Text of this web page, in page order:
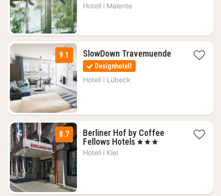
1160
Hotell i Malente
9.1 SlowDown Travemuende1
Designhotell
Hotell i Lübeck
8.7
Berliner Hof by Coffee
Fellows Hotels1
, 3 Stjärnor
Hotell i Kiel